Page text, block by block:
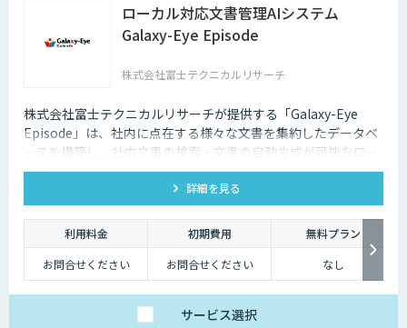
ローカル対応文書管理AIシステム
Galaxy-Eye Episode
株式会社富士テクニカルリサーチ
株式会社富士テクニカルリサーチが提供する「Galaxy-Eye
Episode」は、社内に点在する様々な文書を集約したデータベ
ースを構築し、社内文書の検索・文書の自動生成が可能なロー
カル対応文書管理AIシステムです。
詳細を見る
利用料金 初期費用
無料プラン
お問合せください
お問合せください なし
サービス選択